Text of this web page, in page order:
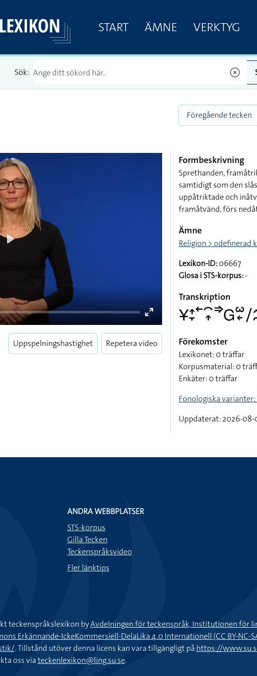
START ÄMNE VERKTYG
Sök:
Föregående tecken
fullscreen
Uppspelningshastighet Repetera video
Formbeskrivning
Sprethanden,
samtidigt som den
uppåtriktade och
framåtvänd, förs
Ämne
Religion > odefinerad
Lexikon-ID:06667
Glosa i STS-korpus:-
Transkription
Förekomster
Lexikonet: 0 träffar
Korpusmaterial: 0
Enkäter: 0 träffar
Fonologiska varianter:
Uppdaterat: 2026-08-
ANDRA WEBBPLATSER
STS-korpus
Gilla Tecken
Teckenspråksvideo
Fler länktips
teckenspråkslexikon byAvdelningen för teckenspråk, Institutionen för
Erkännande-IckeKommersiell-DelaLika 4.0 Internationell (CC BY-NC-
. Tillstånd utöver denna licens kan vara tillgängligt på https://
oss viateckenlexikon@ling.su.se.